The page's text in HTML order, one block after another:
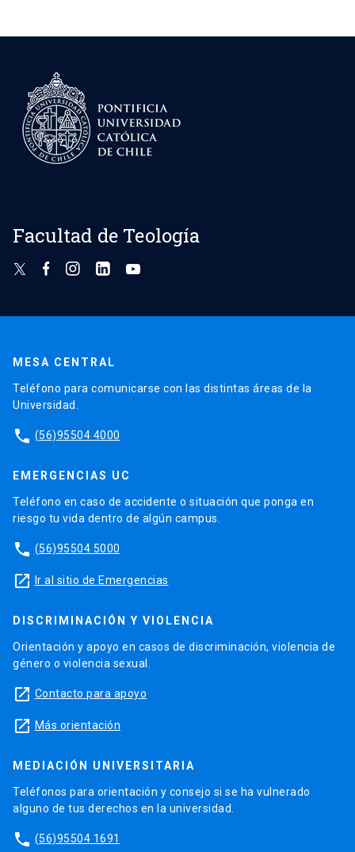
Facultad de Teología
MESA CENTRAL
Teléfono para comunicarse con las distintas áreas de la
Universidad.
phone (56)95504 4000
EMERGENCIAS UC
Teléfono en caso de accidente o situación que ponga en
riesgo tu vida dentro de algún campus.
phone (56)95504 5000
launch Ir al sitio de Emergencias
DISCRIMINACIÓN Y VIOLENCIA
Orientación y apoyo en casos de discriminación, violencia de
género o violencia sexual.
launch Contacto para apoyo
launch Más orientación
MEDIACIÓN UNIVERSITARIA
Teléfonos para orientación y consejo si se ha vulnerado
alguno de tus derechos en la universidad.
phone (56)95504 1691